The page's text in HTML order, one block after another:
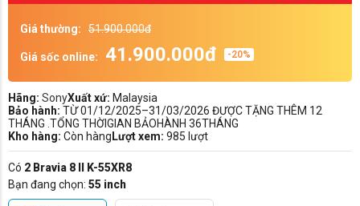
Giá thường: 51.900.000đ
Giá sốc online: 41.900.000đ -20%
Hãng: SonyXuất xứ: Malaysia
Bảo hành: TỪ 01/12/2025–31/03/2026 ĐƯỢC TẶNG THÊM 12
THÁNG .TỔNG THỜIGIAN BẢOHÀNH 36THÁNG
Kho hàng: Còn hàngLượt xem: 985 lượt
Có 2 Bravia 8 II K-55XR8
Bạn đang chọn: 55 inch